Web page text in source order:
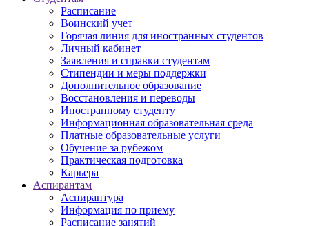
Расписание
Воинский учет
Горячая линия для иностранных студентов
Личный кабинет
Заявления и справки студентам
Стипендии и меры поддержки
Дополнительное образование
Восстановления и переводы
Иностранному студенту
Информационная образовательная среда
Платные образовательные услуги
Обучение за рубежом
Практическая подготовка
Карьера
Аспирантам
Аспирантура
Информация по приему
Расписание занятий